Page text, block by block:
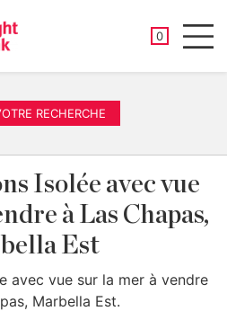
0
RECHERCHE
Isolée avec vue
à Las Chapas,
Est
avec vue sur la mer à vendre
Marbella Est.